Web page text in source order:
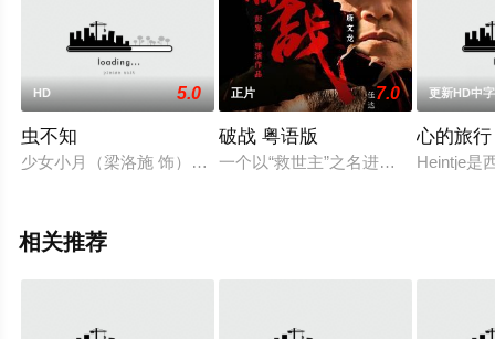
HD 5.0
虫不知
少女小月（梁洛施 饰）拥有跟昆虫沟通的能力，后来她也认识
正片 7.0
破战 粤语版
一个以“救世主”之名进行犯罪的人和
更新HD中字
心的旅行
Heintje是
相关推荐